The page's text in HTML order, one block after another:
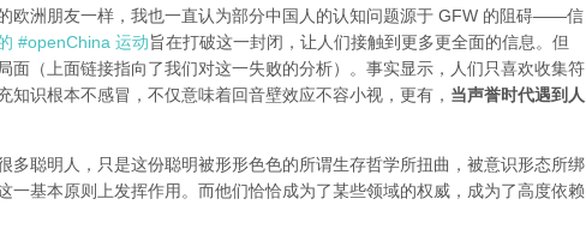
欧洲朋友一样，我也一直认为部分中国人的认知问题源于 GFW 的阻碍——信
#openChina 运动旨在打破这一封闭，让人们接触到更多更全面的信息。但
面（ 上面链接指向了我们对这一失败的分析）。事实显示，人们只喜欢收集符
知识根本不感冒，不仅意味着回音壁效应不容小视，更有， 当声誉时代遇到人
多聪明人，只是这份聪明被形形色色的所谓生存哲学所扭曲，被意识形态所绑
一基本原则上发挥作用。而他们恰恰成为了某些领域的权威，成为了高度依赖